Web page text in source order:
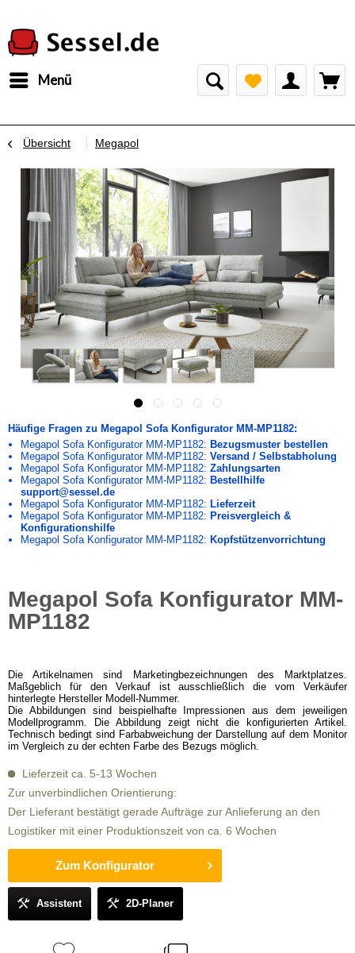
Menü
Übersicht Megapol
Häufige Fragen zu Megapol Sofa Konfigurator MM-MP1182:
Megapol Sofa Konfigurator MM-MP1182: Bezugsmuster bestellen
Megapol Sofa Konfigurator MM-MP1182: Versand / Selbstabholung
Megapol Sofa Konfigurator MM-MP1182: Zahlungsarten
Megapol Sofa Konfigurator MM-MP1182: Bestellhilfe
support@sessel.de
Megapol Sofa Konfigurator MM-MP1182: Lieferzeit
Megapol Sofa Konfigurator MM-MP1182: Preisvergleich &
Konfigurationshilfe
Megapol Sofa Konfigurator MM-MP1182: Kopfstützenvorrichtung
Megapol Sofa Konfigurator MM-
MP1182
Die Artikelnamen sind Marketingbezeichnungen des Marktplatzes.
Maßgeblich für den Verkauf ist ausschließlich die vom Verkäufer
hinterlegte Hersteller Modell-Nummer.
Die Abbildungen sind beispielhafte Impressionen aus dem jeweiligen
Modellprogramm. Die Abbildung zeigt nicht die konfigurierten Artikel.
Technisch bedingt sind Farbabweichung der Darstellung auf dem Monitor
im Vergleich zu der echten Farbe des Bezugs möglich.
Lieferzeit ca. 5-13 Wochen
Zur unverbindlichen Orientierung:
Der Lieferant bestätigt gerade Aufträge zur Anlieferung an den
Logistiker mit einer Produktionszeit von ca. 6 Wochen
Zum Konfigurator
Assistent 2D-Planer